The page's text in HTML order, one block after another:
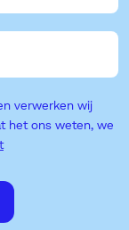
verwerken wij
het ons weten, we